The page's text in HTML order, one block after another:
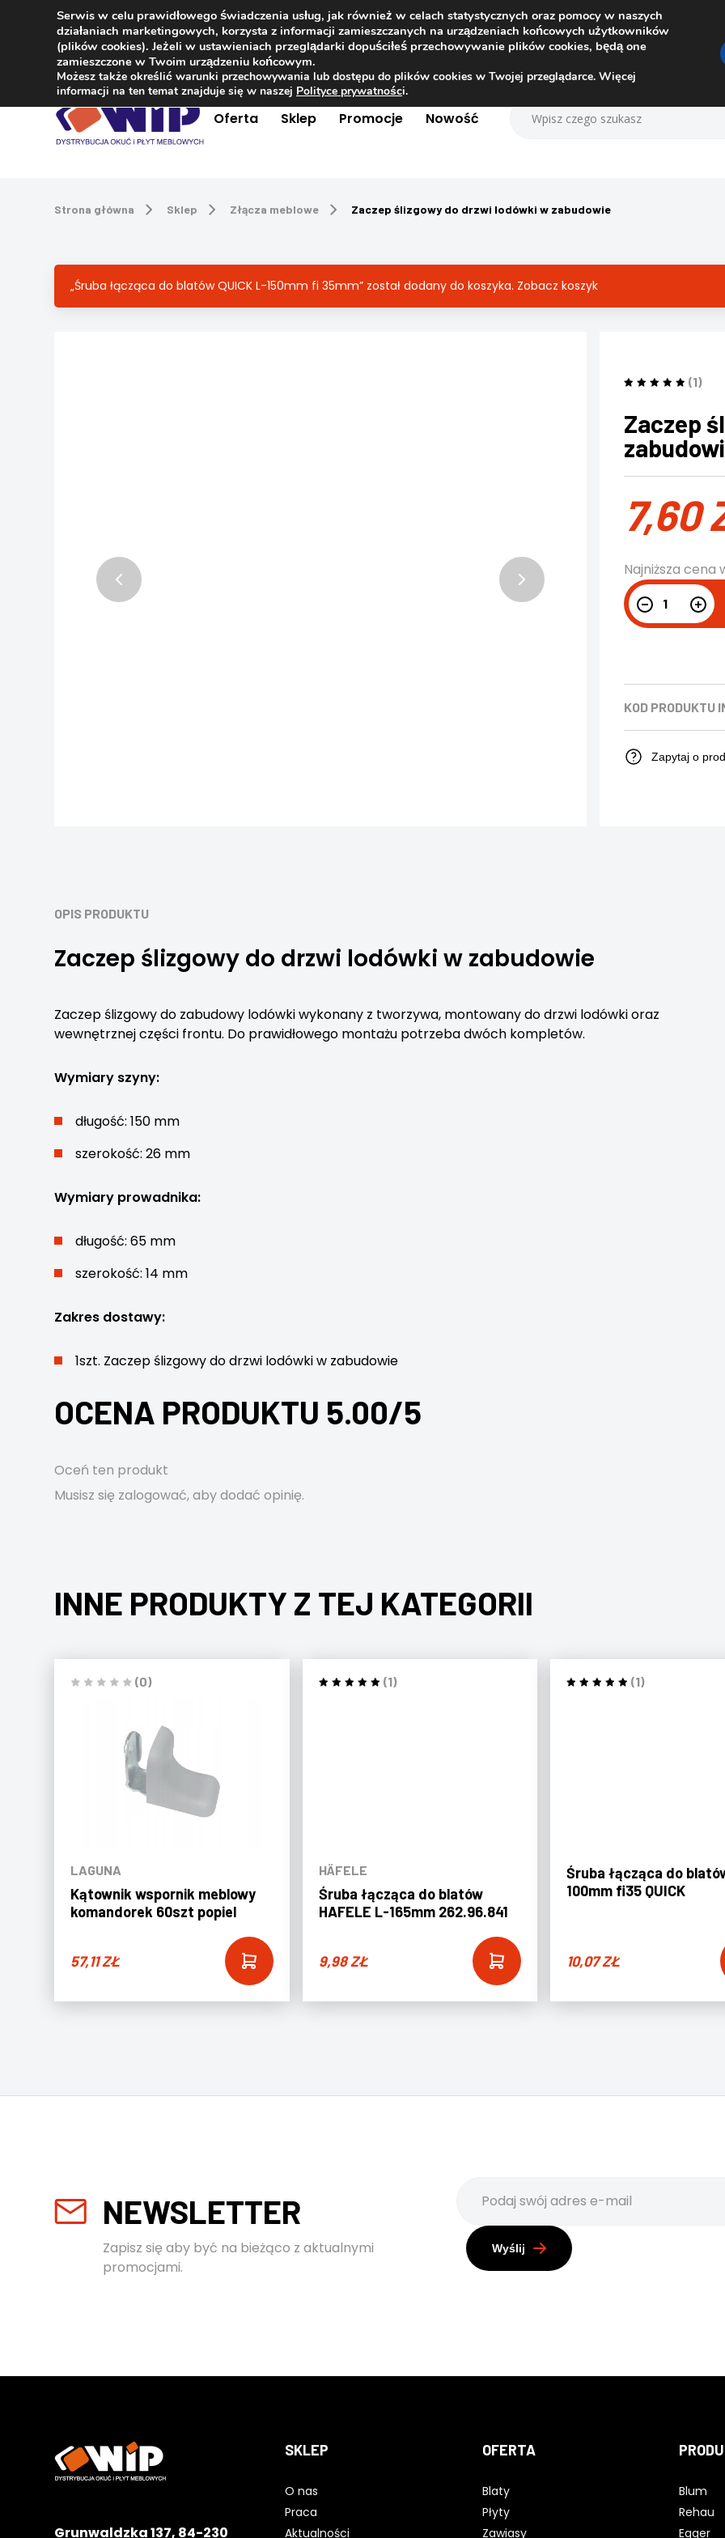
Kontakt +48 504 181 848
Oferta Sklep Promocje Nowość
Strona główna Sklep Złącza meblowe Zaczep ślizgowy do drzwi lodówki w zabudowie
„Śruba łącząca do blatów QUICK L-150mm fi 35mm” został dodany do koszyka. Zobacz koszyk
(1)
Zaczep
7,60
Najniższa
KOD PRODUKTU
Zapytaj o
OPIS PRODUKTU
Zaczep ślizgowy do drzwi lodówki w zabudowie
Zaczep ślizgowy do zabudowy lodówki wykonany z tworzywa, montowany do drzwi lodówki oraz
wewnętrznej części frontu. Do prawidłowego montażu potrzeba dwóch kompletów.
Wymiary szyny:
długość: 150 mm
szerokość: 26 mm
Wymiary prowadnika:
długość: 65 mm
szerokość: 14 mm
Zakres dostawy:
1szt. Zaczep ślizgowy do drzwi lodówki w zabudowie
OCENA PRODUKTU 5.00/5
Oceń ten produkt
Musisz się zalogować, aby dodać opinię.
INNE PRODUKTY Z TEJ KATEGORII
(0)
LAGUNA
Kątownik wspornik meblowy
komandorek 60szt popiel
57,11ZŁ
(1)
HÄFELE
Śruba łącząca do blatów
HAFELE L-165mm 262.96.841
9,98ZŁ
(1)
Śruba łącząca do
100mm fi35 QUICK
10,07ZŁ
NEWSLETTER
Zapisz się aby być na bieżąco z aktualnymi
promocjami.
Wyślij
Grunwaldzka 137, 84-230
SKLEP
O nas
Praca
Aktualności
OFERTA
Blaty
Płyty
Zawiasy
Blum
Rehau
Egger
Serwis w celu prawidłowego świadczenia usług, jak również w celach statystycznych oraz pomocy w naszych
działaniach marketingowych, korzysta z informacji zamieszczanych na urządzeniach końcowych użytkowników
(plików cookies). Jeżeli w ustawieniach przeglądarki dopuściłeś przechowywanie plików cookies, będą one
zamieszczone w Twoim urządzeniu końcowym.
Możesz także określić warunki przechowywania lub dostępu do plików cookies w Twojej przeglądarce. Więcej
informacji na ten temat znajduje się w naszej Polityce prywatności.